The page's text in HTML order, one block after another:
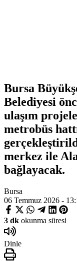
Bursa
Belediyesi
ulaşım
metrobüs
merkez ile
bağlayacak.
Bursa
06 Temmuz 2026 -
3 dk okunma süresi
Dinle